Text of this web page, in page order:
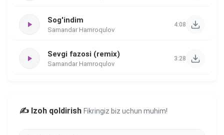
Sog'indim
Samandar Hamroqulov
4:08
Sevgi fazosi (remix)
Samandar Hamroqulov
3:28
✍️ Izoh qoldirish Fikringiz biz uchun muhim!